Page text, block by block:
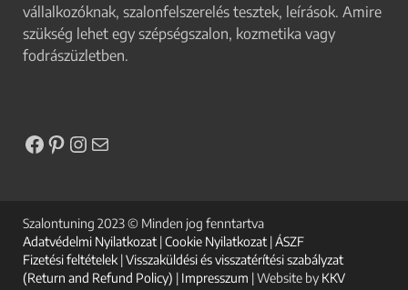
vállalkozóknak, szalonfelszerelés tesztek, leírások. Amire
szükség lehet egy szépségszalon, kozmetika vagy
fodrászüzletben.
Szalontuning 2023 © Minden jog fenntartva
Adatvédelmi Nyilatkozat |Cookie Nyilatkozat |ÁSZF
Fizetési feltételek |Visszaküldési és visszatérítési szabályzat
(Return and Refund Policy) | Impresszum | Website by KKV